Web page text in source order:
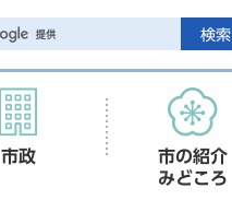
検索
市政
市の紹介
みどころ